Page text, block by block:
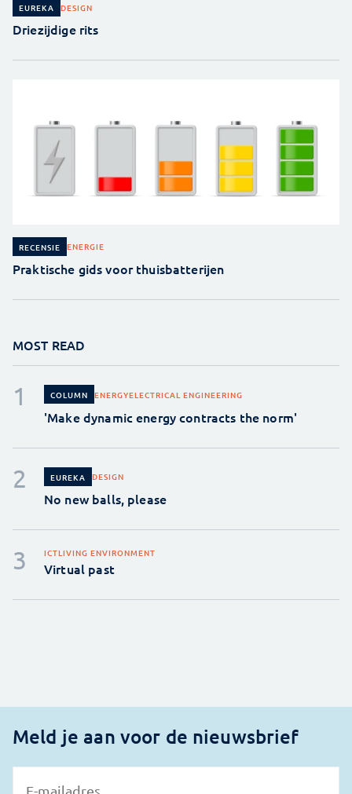
EUREKA DESIGN
Driezijdige rits
RECENSIE ENERGIE
Praktische gids voor thuisbatterijen
MOST READ
COLUMN ENERGYELECTRICAL ENGINEERING
'Make dynamic energy contracts the norm'
EUREKA DESIGN
No new balls, please
ICTLIVING ENVIRONMENT
Virtual past
Meld je aan voor de nieuwsbrief